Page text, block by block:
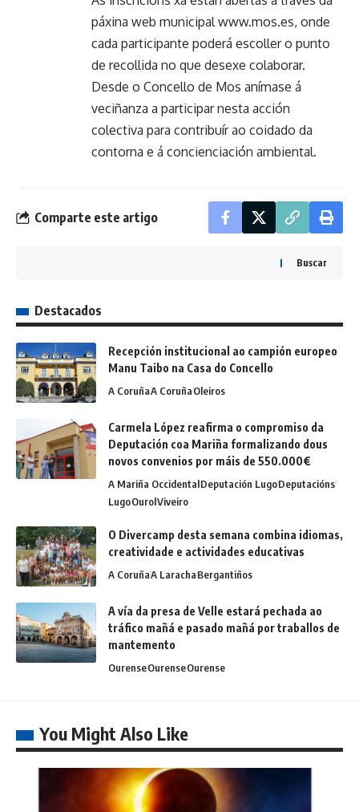
páxina web municipalwww.mos.es, onde
cada participante poderá escoller o punto
de recollida no que desexe colaborar.
Desde o Concello de Mos anímase á
veciñanza a participar nesta acción
colectiva para contribuír ao coidado da
contorna e á concienciación ambiental.
Comparte este artigo
Buscar
Destacados
Recepción institucional ao campión europeo
Manu Taibo na Casa do Concello
A CoruñaA CoruñaOleiros
Carmela López reafirma o compromiso da
Deputación coa Mariña formalizando dous
novos convenios por máis de 550.000€
A Mariña OccidentalDeputación LugoDeputacións
LugoOurolViveiro
O Divercamp desta semana combina idiomas,
creatividade e actividades educativas
A CoruñaA LarachaBergantiños
A vía da presa de Velle estará pechada ao
tráfico mañá e pasado mañá por traballos de
mantemento
OurenseOurenseOurense
You Might Also Like